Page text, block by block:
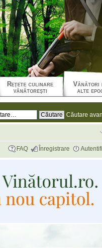
Reţete culinare
vânătoreşti
Vânători
alte
Căutare
FAQ Înregistrare